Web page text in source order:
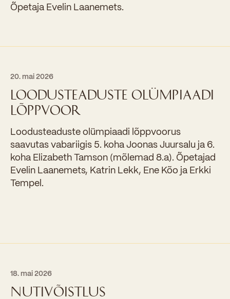
Õpetaja Evelin Laanemets.
20. mai 2026
LOODUSTEADUSTE OLÜMPIAADI
LÕPPVOOR
Loodusteaduste olümpiaadi lõppvoorus
saavutas vabariigis 5. koha Joonas Juursalu ja 6.
koha Elizabeth Tamson (mõlemad 8.a). Õpetajad
Evelin Laanemets, Katrin Lekk, Ene Kõo ja Erkki
Tempel.
18. mai 2026
NUTIVÕISTLUS